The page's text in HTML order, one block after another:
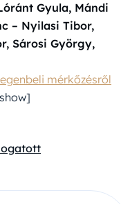
Gyula, Mándi
– Nyilasi Tibor,
Sárosi György,
mérkőzésről